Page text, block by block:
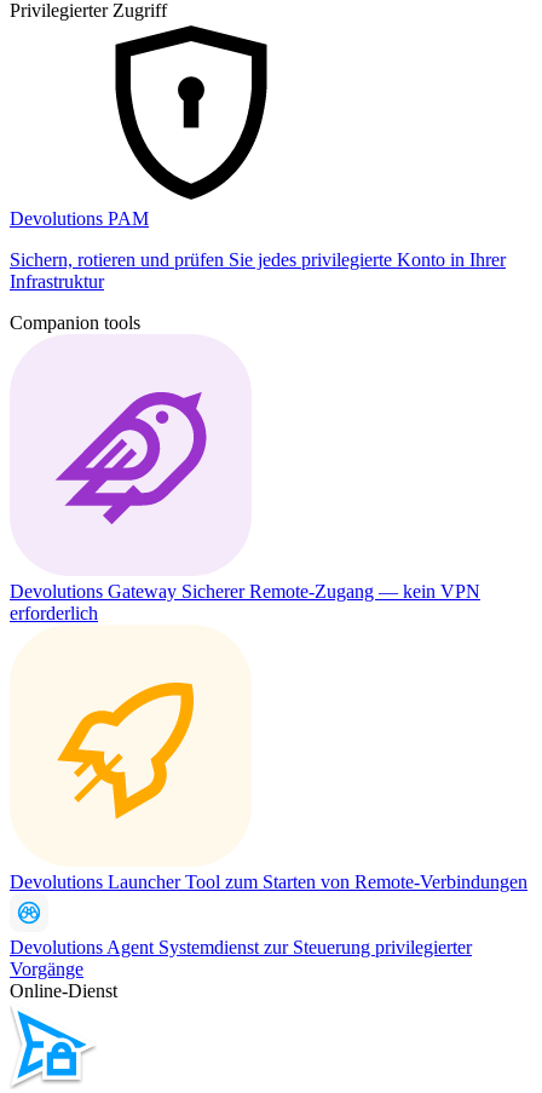
Privilegierter Zugriff
Devolutions PAM
Sichern, rotieren und prüfen Sie jedes privilegierte Konto in Ihrer
Infrastruktur
Companion tools
Devolutions Gateway Sicherer Remote-Zugang — kein VPN
erforderlich
Devolutions LauncherTool zum Starten von Remote-Verbindungen
Devolutions Agent Systemdienst zur Steuerung privilegierter
Vorgänge
Online-Dienst